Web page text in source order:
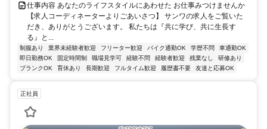
仕事内容 あなたのライフスタイルにあわせた お仕事みつけませんか
【求人コーディネーターよりごあいさつ】 サンワの求人をご覧いた
だき、ありがとうございます。 私たちは『共に学び、共に生長す
る』と...
制服あり 業界未経験者歓迎 フリーター歓迎 バイク通勤OK 学歴不問
車通勤OK
即日勤務OK
固定時間制 職場見学可 経験不問 経験者歓迎 残業なし
研修あり
ブランクOK
育休あり 長期歓迎 フルタイム歓迎 履歴書不要 友達と応募OK
正社員